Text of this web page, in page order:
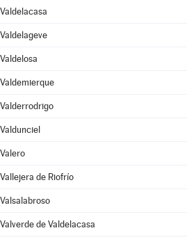
Valdelacasa
Valdelageve
Valdelosa
Valdemierque
Valderrodrigo
Valdunciel
Valero
Vallejera de Riofrío
Valsalabroso
Valverde de Valdelacasa